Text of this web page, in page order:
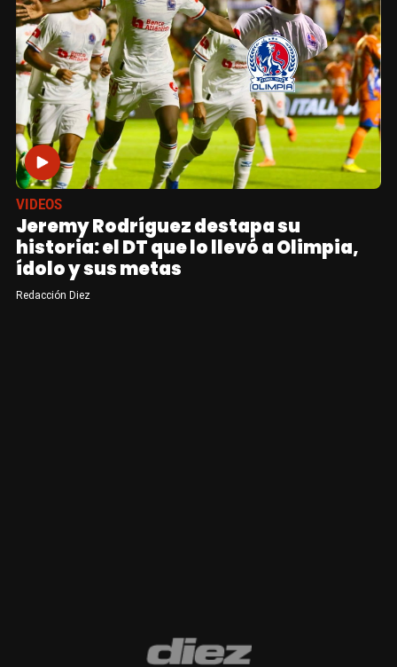
VIDEOS
Jeremy Rodríguez destapa su
historia: el DT que lo llevó a Olimpia,
ídolo y sus metas
Redacción Diez